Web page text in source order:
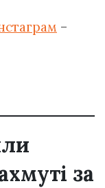
–
за